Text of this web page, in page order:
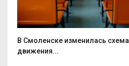
В Смоленске изменилась схема
движения...